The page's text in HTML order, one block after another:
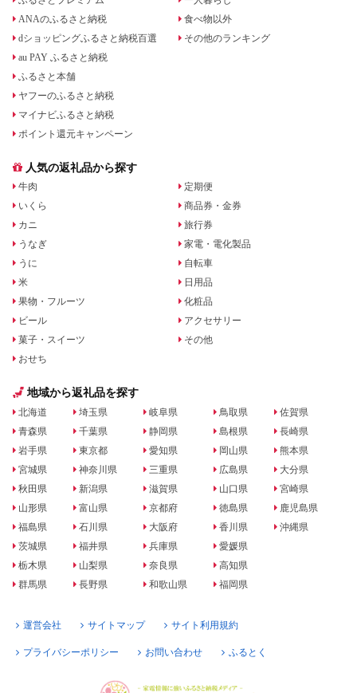
ANAのふるさと納税
dショッピングふるさと納税百選
au PAY ふるさと納税
ふるさと本舗
ヤフーのふるさと納税
マイナビふるさと納税
ポイント還元キャンペーン
食べ物以外
その他のランキング
人気の返礼品から探す
牛肉
いくら
カニ
うなぎ
うに
米
果物・フルーツ
ビール
菓子・スイーツ
おせち
定期便
商品券・金券
旅行券
家電・電化製品
自転車
日用品
化粧品
アクセサリー
その他
地域から返礼品を探す
北海道
青森県
岩手県
宮城県
秋田県
山形県
福島県
茨城県
栃木県
群馬県
埼玉県
千葉県
東京都
神奈川県
新潟県
富山県
石川県
福井県
山梨県
長野県
岐阜県
静岡県
愛知県
三重県
滋賀県
京都府
大阪府
兵庫県
奈良県
和歌山県
鳥取県
島根県
岡山県
広島県
山口県
徳島県
香川県
愛媛県
高知県
福岡県
佐賀県
長崎県
熊本県
大分県
宮崎県
鹿児島県
沖縄県
運営会社 サイトマップ サイト利用規約
プライバシーポリシー お問い合わせ ふるとく